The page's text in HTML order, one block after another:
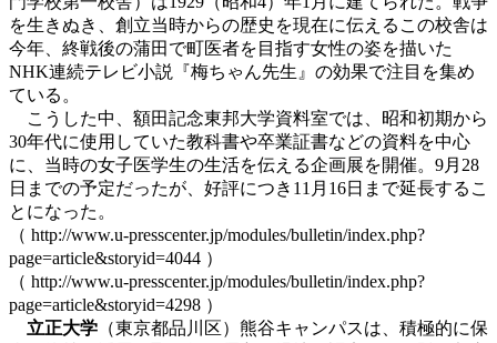
を生きぬき、創立当時からの歴史を現在に伝えるこの校舎は
今年、終戦後の蒲田で町医者を目指す女性の姿を描いた
NHK連続テレビ小説『梅ちゃん先生』の効果で注目を集め
ている。
こうした中、額田記念東邦大学資料室では、昭和初期から
30年代に使用していた教科書や卒業証書などの資料を中心
に、当時の女子医学生の生活を伝える企画展を開催。9月28
日までの予定だったが、好評につき11月16日まで延長するこ
とになった。
（ http://www.u-presscenter.jp/modules/bulletin/index.php?
page=article&storyid=4044 ）
（ http://www.u-presscenter.jp/modules/bulletin/index.php?
page=article&storyid=4298 ）
立正大学 （東京都品川区）熊谷キャンパスは、積極的に保